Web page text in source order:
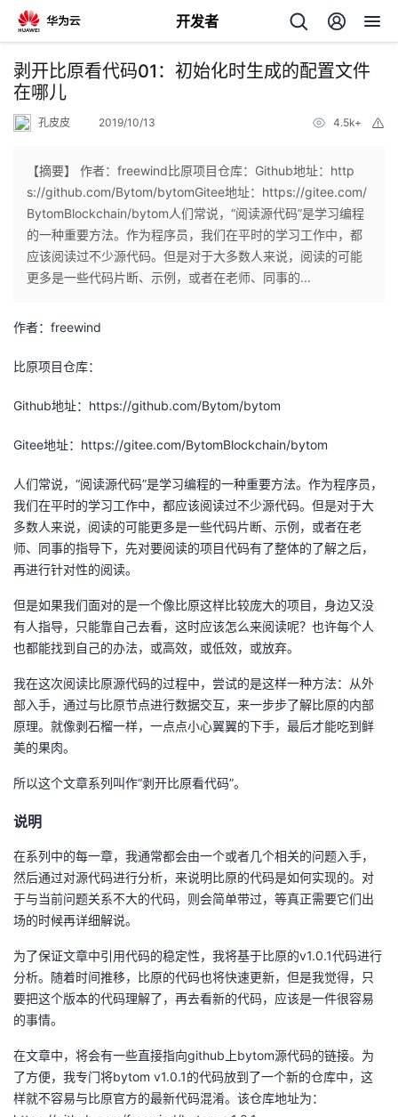
开发者
返
回
个
人
我
的
博
客
我
的
论
坛
我
的
圈
子
我
的
直
播
我
的
活
我
的
注
我
的
开
发
者
学
堂
的
我
我
的
Programs
我
的
支
持
我
技
的
剥开比原看代码01：初始化时生成的配置文件
在哪儿
孔皮皮 2019/10/13 4.5k+
【摘要】 作者：freewind比原项目仓库：Github地址：http
s://github.com/Bytom/bytomGitee地址：https://gitee.com/
BytomBlockchain/bytom人们常说，“阅读源代码”是学习编程
的一种重要方法。作为程序员，我们在平时的学习工作中，都
应该阅读过不少源代码。但是对于大多数人来说，阅读的可能
更多是一些代码片断、示例，或者在老师、同事的...
作者：freewind
比原项目仓库：
Github地址：https://github.com/Bytom/bytom
Gitee地址：https://gitee.com/BytomBlockchain/bytom
人们常说，“阅读源代码”是学习编程的一种重要方法。作为程序员，
我们在平时的学习工作中，都应该阅读过不少源代码。但是对于大
多数人来说，阅读的可能更多是一些代码片断、示例，或者在老
师、同事的指导下，先对要阅读的项目代码有了整体的了解之后，
再进行针对性的阅读。
但是如果我们面对的是一个像比原这样比较庞大的项目，身边又没
有人指导，只能靠自己去看，这时应该怎么来阅读呢？也许每个人
也都能找到自己的办法，或高效，或低效，或放弃。
我在这次阅读比原源代码的过程中，尝试的是这样一种方法：从外
部入手，通过与比原节点进行数据交互，来一步步了解比原的内部
原理。就像剥石榴一样，一点点小心翼翼的下手，最后才能吃到鲜
美的果肉。
所以这个文章系列叫作“剥开比原看代码”。
说明
在系列中的每一章，我通常都会由一个或者几个相关的问题入手，
然后通过对源代码进行分析，来说明比原的代码是如何实现的。对
于与当前问题关系不大的代码，则会简单带过，等真正需要它们出
场的时候再详细解说。
为了保证文章中引用代码的稳定性，我将基于比原的v1.0.1代码进行
分析。随着时间推移，比原的代码也将快速更新，但是我觉得，只
要把这个版本的代码理解了，再去看新的代码，应该是一件很容易
的事情。
在文章中，将会有一些直接指向github上bytom源代码的链接。为
了方便，我专门将bytom v1.0.1的代码放到了一个新的仓库中，这
样就不容易与比原官方的最新代码混淆。该仓库地址为：